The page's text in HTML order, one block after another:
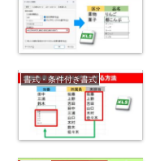
書式・条件付き書式